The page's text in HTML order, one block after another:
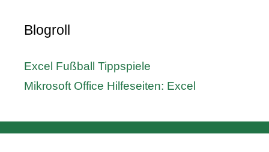
Blogroll
Excel Fußball Tippspiele
Mikrosoft Office Hilfeseiten: Excel